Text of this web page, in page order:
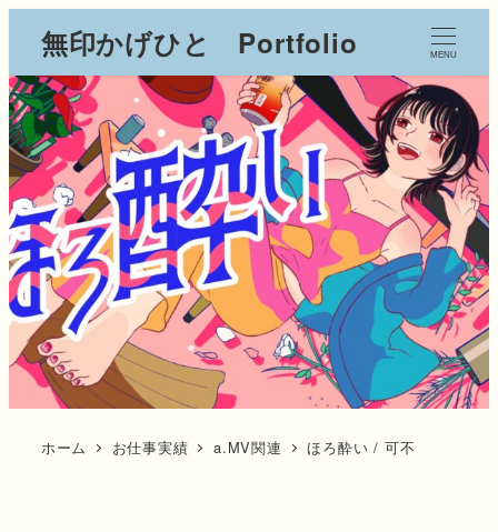
無印かげひと Portfolio MENU
ホーム お仕事実績 a.MV関連 ほろ酔い / 可不